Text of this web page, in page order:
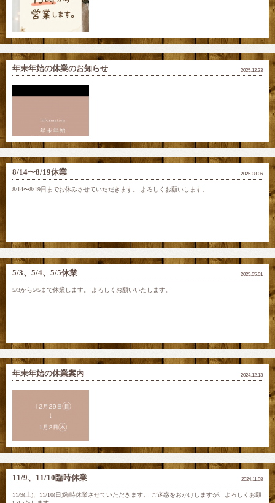
2025.12.23
年末年始の休業のお知らせ
2025.08.06
8/14〜8/19休業
8/14〜8/19日までお休みさせていただきます。 よろしくお願いします。
2025.05.01
5/3、5/4、5/5休業
5/3から5/5まで休業します。 よろしくお願いいたします。
2024.12.13
年末年始の休業案内
2024.11.08
11/9、11/10臨時休業
11/9(土)、11/10(日)臨時休業させていただきます。 ご迷惑をおかけしますが、よろしくお願